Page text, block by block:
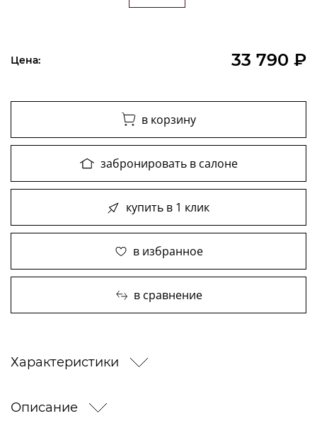
Цена: 33 790 ₽
в корзину
забронировать в салоне
купить в 1 клик
в избранное
в сравнение
Характеристики
Описание